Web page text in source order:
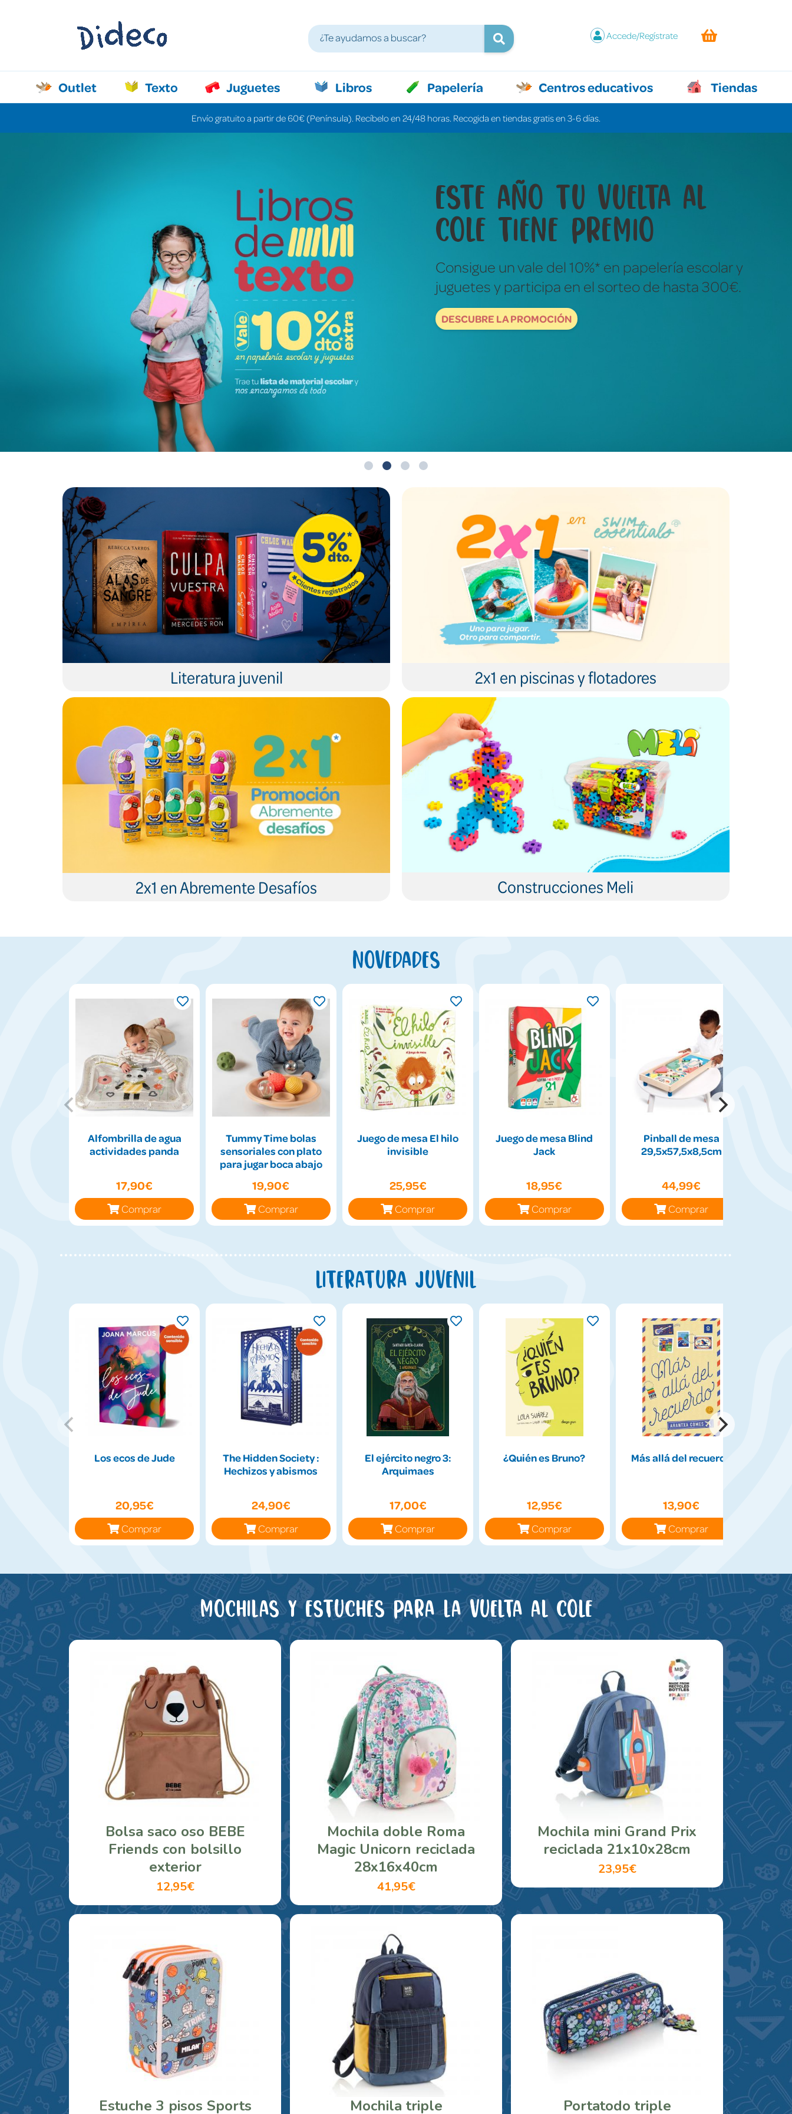
Accede/Regístrate
Outlet Texto Juguetes Libros Papelería Centros educativos Tiendas
Envío gratuito a partir de 60€ (Península). Recíbelo en 24/48 horas. Recogida en tiendas gratis en 3-6 días.
Libros y juegos que lo
cuentan todo sin decir ni
una palabra
Fotografías reales para descubrir y explorar el
mundo de verdad.
Literatura juvenil 2x1 en piscinas y flotadores
2x1 en Abremente Desafíos Construcciones Meli
Novedades
Alfombrilla de agua
actividades panda
17,90€
Comprar
Tummy Time bolas
sensoriales con plato
para jugar boca abajo
19,90€
Comprar
Juego de mesa El hilo
invisible
25,95€
Comprar
Juego de mesa Blind
Jack
18,95€
Comprar
Pinball de mesa
29,5x57,5x8,5cm
44,99€
Comprar
Literatura juvenil
Los ecos de Jude
20,95€
Comprar
The Hidden Society :
Hechizos y abismos
24,90€
Comprar
El ejército negro 3:
Arquimaes
17,00€
Comprar
¿Quién es Bruno?
12,95€
Comprar
Más allá del recuerdo
13,90€
Comprar
Mochilas y estuches para la vuelta al cole
Bolsa saco oso BEBE
Friends con bolsillo
exterior
12,95€
Mochila doble Roma
Magic Unicorn reciclada
28x16x40cm
41,95€
Mochila mini Grand Prix
reciclada 21x10x28cm
23,95€
Estuche 3 pisos Sports
Mochila triple
Portatodo triple